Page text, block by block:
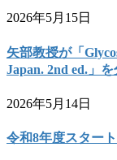
2026年5月15日
矢部教授が「
Japan. 2nd ed.」
2026年5月14日
令和8年度スタート